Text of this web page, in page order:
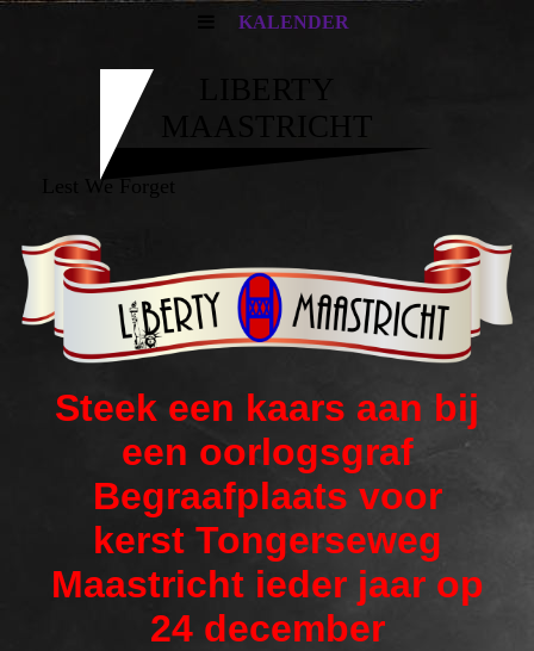
KALENDER
LIBERTY
MAASTRICHT
Lest We Forget
Steek een kaars aan bij
een oorlogsgraf
Begraafplaats voor
kerst Tongerseweg
Maastricht ieder jaar op
24 december